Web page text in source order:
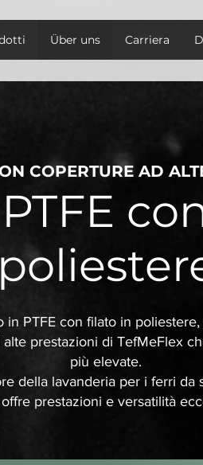
Über uns Carriera
COPERTURE AD
in PTFE con filato in
prestazioni di TefMeFlex
più elevate.
della lavanderia per i ferri da
prestazioni e versatilità